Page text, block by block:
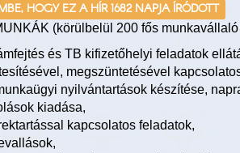
HOGY EZ A HÍR 1682 NAPJA ÍRÓDOTT
(körülbelül 200 fős
és TB kifizetőhelyi feladatok
megszüntetésével
nyilvántartások készítése,
kiadása,
kapcsolatos feladatok,